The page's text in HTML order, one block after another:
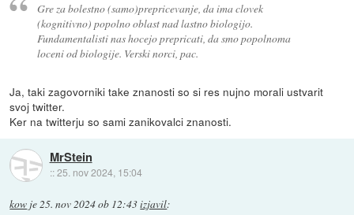
Gre za bolestno (samo)prepricevanje, da ima clovek
(kognitivno) popolno oblast nad lastno biologijo.
Fundamentalisti nas hocejo prepricati, da smo popolnoma
loceni od biologije. Verski norci, pac.
Ja, taki zagovorniki take znanosti so si res nujno morali ustvarit
svoj twitter.
Ker na twitterju so sami zanikovalci znanosti.
MrStein
::25. nov 2024, 15:04
kow je25. nov 2024 ob 12:43izjavil: